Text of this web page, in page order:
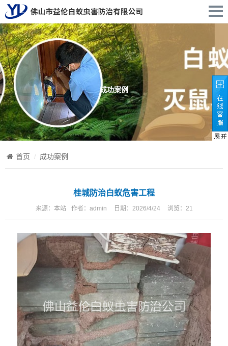
成功案例
首页 成功案例
桂城防治白蚁危害工程
来源： 本站 作者： admin 日期： 2026/4/24 浏览： 21